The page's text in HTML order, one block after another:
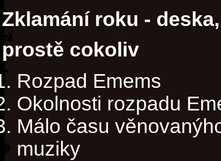
Zklamání roku -
prostě cokoliv
Rozpad Emems
Okolnosti rozpadu
Málo času
muziky